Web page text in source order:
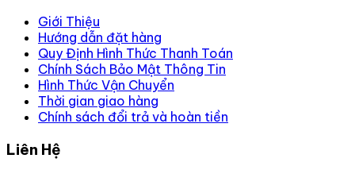
Giới Thiệu
Hướng dẫn đặt hàng
Quy Định Hình Thức Thanh Toán
Chính Sách Bảo Mật Thông Tin
Hình Thức Vận Chuyển
Thời gian giao hàng
Chính sách đổi trả và hoàn tiền
Liên Hệ